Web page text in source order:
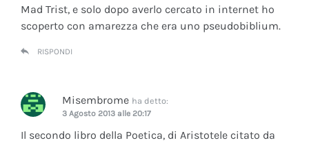
Mad Trist, e solo dopo averlo cercato in internet ho
scoperto con amarezza che era uno pseudobiblium.
RISPONDI
Misembrome ha detto:
3 Agosto 2013 alle 20:17
Il secondo libro della Poetica, di Aristotele citato da